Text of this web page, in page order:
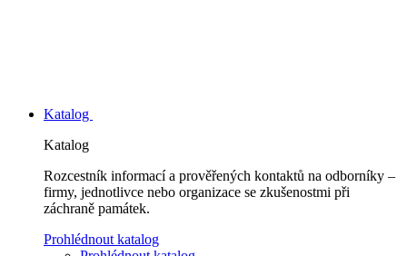
Katalog
Katalog
Rozcestník informací a prověřených kontaktů na odborníky –
firmy, jednotlivce nebo organizace se zkušenostmi při
záchraně památek.
Prohlédnout katalog